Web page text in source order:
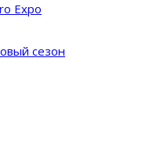
Expo
сезон